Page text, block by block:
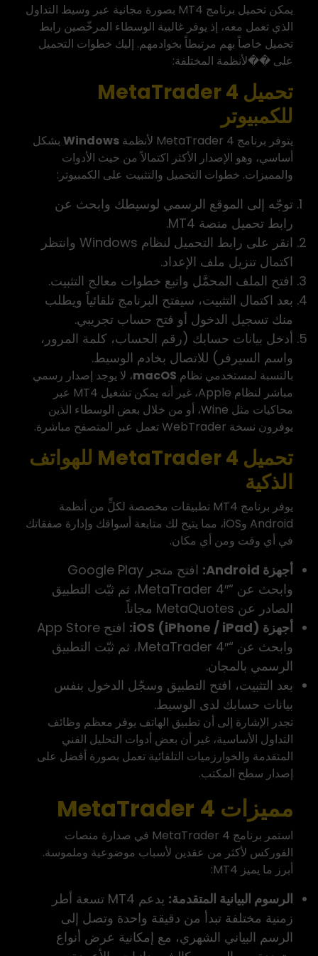
يمكن تحميل برنامج MT4 بصورة مجانية عبر وسيط التداول
الذي تعمل معه، إذ يوفر غالبية الوسطاء المرخّصين رابط
تحميل خاصاً بهم مرتبطاً بخوادمهم. إليك خطوات التحميل
على ��لأنظمة المختلفة:
تحميل MetaTrader 4
للكمبيوتر
يتوفر برنامج MetaTrader 4 لأنظمة Windows بشكل
أساسي، وهو الإصدار الأكثر اكتمالاً من حيث الأدوات
والمميزات. خطوات التحميل والتثبيت على الكمبيوتر:
توجّه إلى الموقع الرسمي لوسيطك وابحث عن
رابط تحميل منصة MT4
.
انقر على رابط التحميل لنظام Windows وانتظر
اكتمال تنزيل ملف الإعداد.
افتح الملف المحمَّل واتبع خطوات معالج التثبيت.
بعد اكتمال التثبيت، سيفتح البرنامج تلقائياً ويطلب
منك تسجيل الدخول أو فتح حساب تجريبي.
أدخل بيانات حسابك (رقم الحساب، كلمة المرور،
واسم السيرفر) للاتصال بخادم الوسيط.
بالنسبة لمستخدمي نظام macOS، لا يوجد إصدار رسمي
مباشر لنظام Apple، غير أنه يمكن تشغيل MT4 عبر
محاكيات مثل Wine، أو من خلال بعض الوسطاء الذين
يوفرون نسخة WebTrader تعمل عبر المتصفح مباشرة.
تحميل MetaTrader 4 للهواتف
الذكية
يوفر برنامج MT4 تطبيقات مخصصة لكلٍّ من أنظمة
Android وiOS، مما يتيح لك متابعة أسواقك وإدارة صفقاتك
في أي وقت ومن أي مكان.
أجهزة Android:
افتح متجر Google Play
وابحث عن “MetaTrader 4″، ثم ثبّت التطبيق
الصادر عن MetaQuotes مجاناً.
أجهزة iOS (iPhone / iPad):
افتح App Store
وابحث عن “MetaTrader 4″، ثم ثبّت التطبيق
الرسمي بالمجان.
بعد التثبيت، افتح التطبيق وسجّل الدخول بنفس
بيانات حسابك لدى الوسيط.
تجدر الإشارة إلى أن تطبيق الهاتف يوفر معظم وظائف
التداول الأساسية، غير أن بعض أدوات التحليل الفني
المتقدمة والخوارزميات التلقائية تعمل بصورة أفضل على
إصدار سطح المكتب.
مميزات MetaTrader 4
استمر برنامج MetaTrader 4 في صدارة منصات
الفوركس لأكثر من عقدين لأسباب موضوعية وملموسة.
أبرز ما يميز MT4:
الرسوم البيانية المتقدمة:
يدعم MT4 تسعة أطر
زمنية مختلفة تبدأ من دقيقة واحدة وتصل إلى
الرسم البياني الشهري، مع إمكانية عرض أنواع